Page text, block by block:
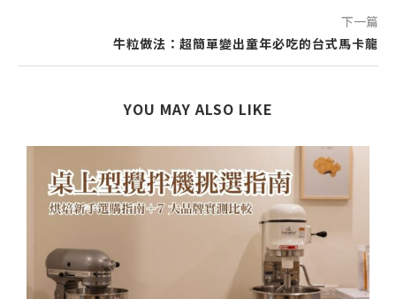
下一篇
牛粒做法：超簡單變出童年必吃的台式馬卡龍
YOU MAY ALSO LIKE